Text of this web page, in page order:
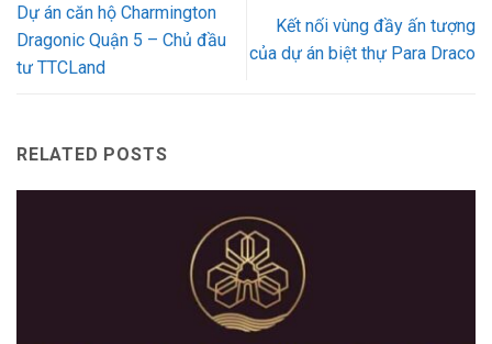
Dự án căn hộ Charmington
Dragonic Quận 5 – Chủ đầu
tư TTCLand
Kết nối vùng đầy ấn tượng
của dự án biệt thự Para Draco
RELATED POSTS